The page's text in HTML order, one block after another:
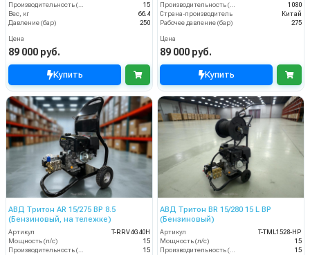
15
Вес, кг
66.4
Давление (бар)
250
Цена
89 000 руб.
Купить
1080
Страна-производитель
Китай
Рабочее давление (бар)
275
Цена
89 000 руб.
Купить
АВД Тритон AR 15/275 ВР 8.5
(Бензиновый, на тележке)
Артикул
T-RRV4G40H
Мощность (л/с)
15
Производительность (л/мин)
15
АВД Тритон BR 15/280 15 L BP
(Бензиновый)
Артикул
T-TML1528-HP
Мощность (л/с)
15
Производительность (л/мин)
15